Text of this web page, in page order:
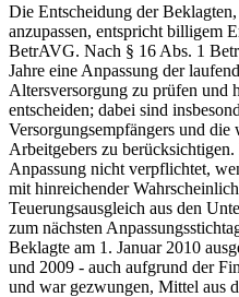
Die Entscheidung der
anzupassen, entspricht billigem
BetrAVG. Nach § 16 Abs. 1
Jahre eine Anpassung der
Altersversorgung zu prüfen und
entscheiden; dabei sind
Versorgungsempfängers und
Arbeitgebers zu
Anpassung nicht verpflichtet,
mit hinreichender
Teuerungsausgleich aus den
zum nächsten
Beklagte am 1. Januar 2010
und 2009 - auch aufgrund der
und war gezwungen, Mittel aus